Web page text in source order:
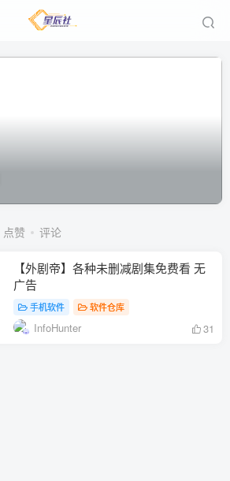
点赞 评论
【外剧帝】各种未删减剧集免费看 无
广告
手机软件 软件仓库
InfoHunter 31